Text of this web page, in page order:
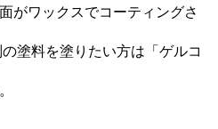
がワックスでコーティングさ
塗料を塗りたい方は「ゲルコ